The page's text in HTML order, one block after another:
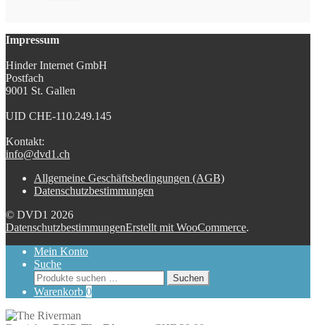
Impressum
Hinder Internet GmbH
Postfach
9001 St. Gallen
UID CHE-110.249.145
Kontakt:
info@dvd1.ch
Allgemeine Geschäftsbedingungen (AGB)
Datenschutzbestimmungen
© DVD1 2026
DatenschutzbestimmungenErstellt mit WooCommerce.
Mein Konto
Suche
Suchen
nach:
Suchen
Warenkorb 0